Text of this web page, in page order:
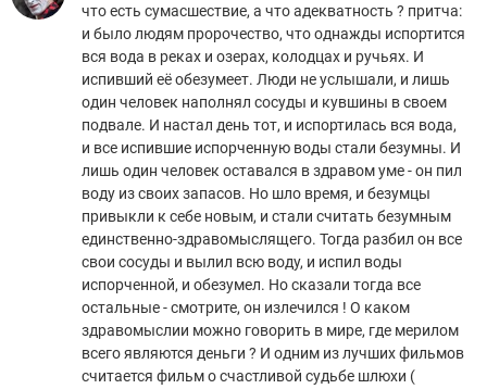
что есть сумасшествие, а что адекватность ? притча:
и было людям пророчество, что однажды испортится
вся вода в реках и озерах, колодцах и ручьях. И
испивший её обезумеет. Люди не услышали, и лишь
один человек наполнял сосуды и кувшины в своем
подвале. И настал день тот, и испортилась вся вода,
и все испившие испорченную воды стали безумны. И
лишь один человек оставался в здравом уме - он пил
воду из своих запасов. Но шло время, и безумцы
привыкли к себе новым, и стали считать безумным
единственно-здравомыслящего. Тогда разбил он все
свои сосуды и вылил всю воду, и испил воды
испорченной, и обезумел. Но сказали тогда все
остальные - смотрите, он излечился ! О каком
здравомыслии можно говорить в мире, где мерилом
всего являются деньги ? И одним из лучших фильмов
считается фильм о счастливой судьбе шлюхи (